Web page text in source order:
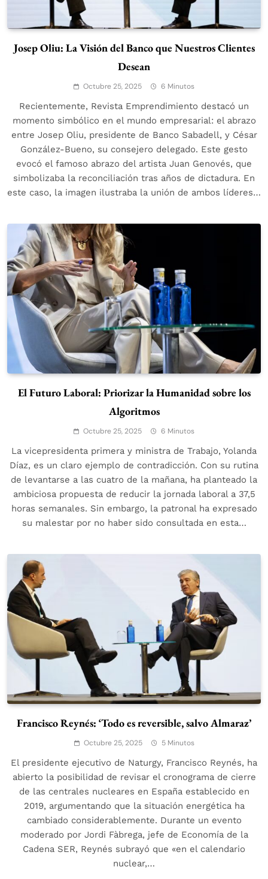
Josep Oliu: La Visión del Banco que Nuestros Clientes
Desean
Octubre 25, 2025 6 Minutos
Recientemente, Revista Emprendimiento destacó un
momento simbólico en el mundo empresarial: el abrazo
entre Josep Oliu, presidente de Banco Sabadell, y César
González-Bueno, su consejero delegado. Este gesto
evocó el famoso abrazo del artista Juan Genovés, que
simbolizaba la reconciliación tras años de dictadura. En
este caso, la imagen ilustraba la unión de ambos líderes…
El Futuro Laboral: Priorizar la Humanidad sobre los
Algoritmos
Octubre 25, 2025 6 Minutos
La vicepresidenta primera y ministra de Trabajo, Yolanda
Díaz, es un claro ejemplo de contradicción. Con su rutina
de levantarse a las cuatro de la mañana, ha planteado la
ambiciosa propuesta de reducir la jornada laboral a 37,5
horas semanales. Sin embargo, la patronal ha expresado
su malestar por no haber sido consultada en esta…
Francisco Reynés: ‘Todo es reversible, salvo Almaraz’
Octubre 25, 2025 5 Minutos
El presidente ejecutivo de Naturgy, Francisco Reynés, ha
abierto la posibilidad de revisar el cronograma de cierre
de las centrales nucleares en España establecido en
2019, argumentando que la situación energética ha
cambiado considerablemente. Durante un evento
moderado por Jordi Fàbrega, jefe de Economía de la
Cadena SER, Reynés subrayó que «en el calendario
nuclear,…